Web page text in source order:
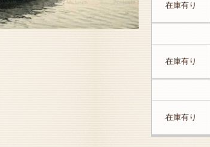
在庫有り
在庫有り
在庫有り